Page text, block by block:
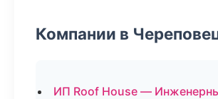
Компании в
ИП Roof House —